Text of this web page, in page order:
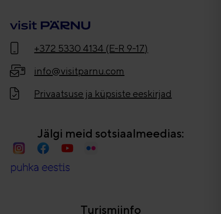
+372 5330 4134 (E-R 9-17)
info@visitparnu.com
Privaatsuse ja küpsiste eeskirjad
Jälgi meid sotsiaalmeedias:
Turismiinfo